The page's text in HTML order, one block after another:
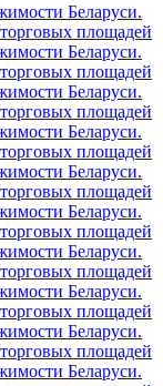
Беларуси.
площадей
Беларуси.
площадей
Беларуси.
площадей
Беларуси.
площадей
Беларуси.
площадей
Беларуси.
площадей
Беларуси.
площадей
Беларуси.
площадей
Беларуси.
площадей
Беларуси.